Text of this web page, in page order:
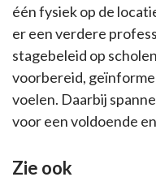
één fysiek op de
er een verdere
stagebeleid op
voorbereid,
voelen. Daarbij
voor een voldoende
Zie ook